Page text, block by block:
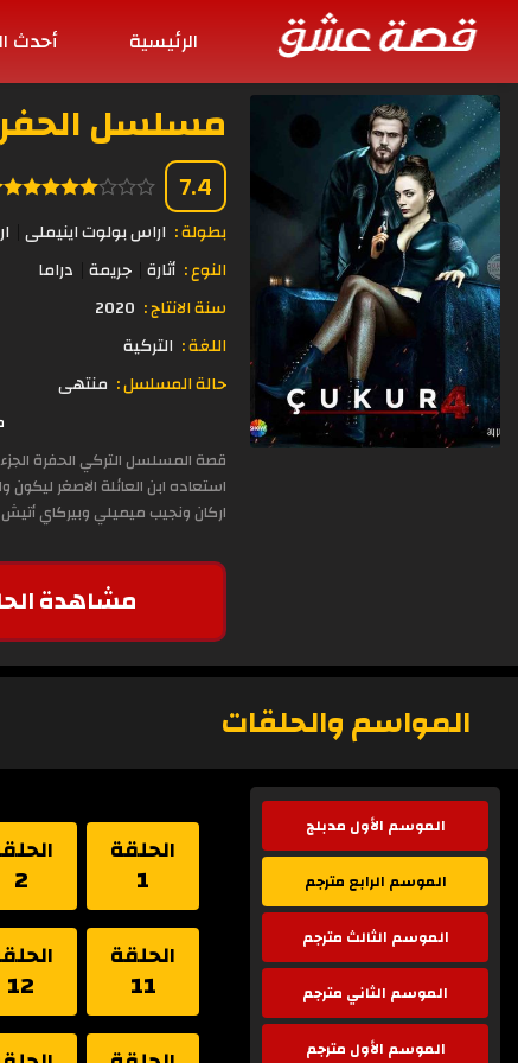
الرئيسية أحدث
مسلسل الحفرة الموسم
7.4
بطولة : اراس بولوت اينيملى
النوع : أثارة جريمة دراما
سنة الانتاج : 2020
اللغة : التركية
حالة المسلسل : منتهى
اركان ونجيب ميميلي وبيركاي
مشاهدة
المواسم والحلقات
الموسم الأول مدبلج
الموسم الرابع مترجم
الموسم الثالث مترجم
الموسم الثاني مترجم
الموسم الأول مترجم
الحلقة
1
2
الحلقة
11
12